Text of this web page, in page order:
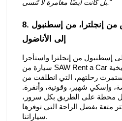
بل كانت أيضًا مغامرة لا تُنسى."
8. رحلة سارة وجيمس من إنجلترا، من إسطنبول
إلى الأناضول
من إنجلترا واستأجرا
سيارة من SAW Rent a Car لاستكشاف الثروات التاريخية
رحلتهم، التي انطلقت من
وإسكي شهير، وقونية، وأنقرة.
محطة على الطريق بكل سرور،
متعة بفضل الراحة التي توفرها
سياراتنا.